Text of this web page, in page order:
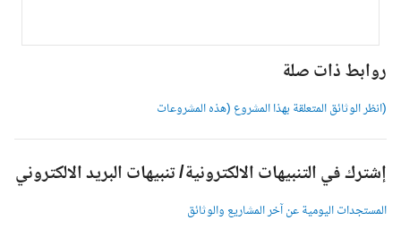
روابط ذات صلة
(انظر الوثائق المتعلقة بهذا المشروع (هذه المشروعات
إشترك في التنبيهات الالكترونية/ تنبيهات البريد الالكتروني
المستجدات اليومية عن آخر المشاريع والوثائق